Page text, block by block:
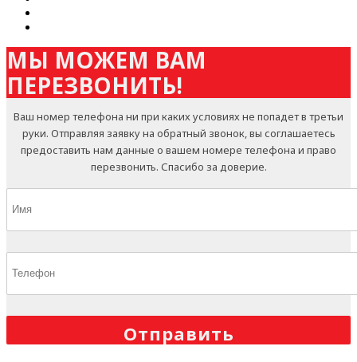
МЫ МОЖЕМ ВАМ
ПЕРЕЗВОНИТЬ!
Ваш номер телефона ни при каких условиях не попадет в третьи
руки. Отправляя заявку на обратный звонок, вы соглашаетесь
предоставить нам данные о вашем номере телефона и право
перезвонить. Спасибо за доверие.